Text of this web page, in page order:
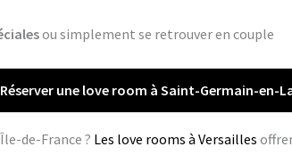
ou simplement se retrouver en couple
Réserver une love room à Saint-Germain-en-
de-France ? Les love rooms à Versailles